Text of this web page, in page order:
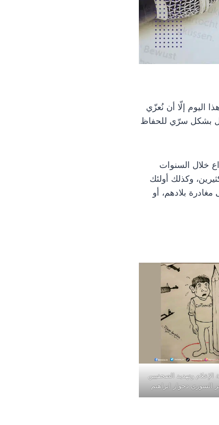
اليوم إلّا أن نُعزّي
بشكل سرّي للحفاظ
خلال السنوات
وكذلك أولئك
بلادهم، أو
الإعلام وتهديد الصحفيين
السوري دجوار ابراهيم